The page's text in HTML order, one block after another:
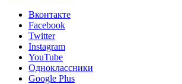
Вконтакте
Facebook
Twitter
Instagram
YouTube
Одноклассники
Google Plus